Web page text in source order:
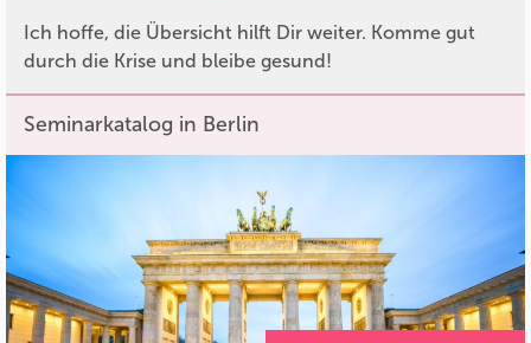
Ich hoffe, die Übersicht hilft Dir weiter. Komme gut
durch die Krise und bleibe gesund!
Seminarkatalog in Berlin